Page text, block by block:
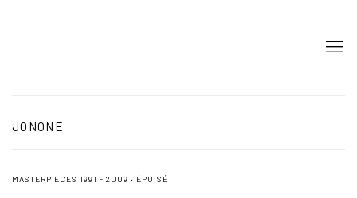
JONONE
MASTERPIECES 1991 - 2009 • ÉPUISÉ